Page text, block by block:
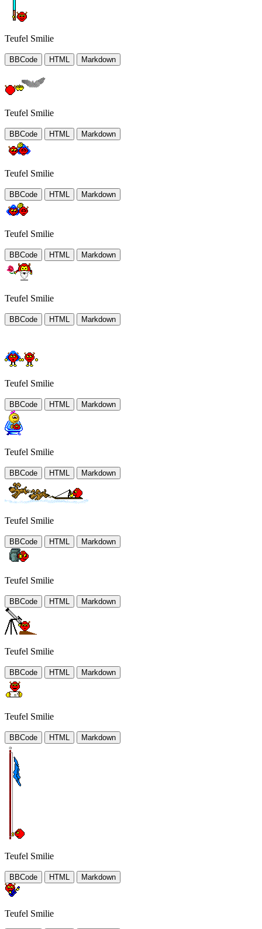
Teufel Smilie
BBCode HTML Markdown
Teufel Smilie
BBCode HTML Markdown
Teufel Smilie
BBCode HTML Markdown
Teufel Smilie
BBCode HTML Markdown
Teufel Smilie
BBCode HTML Markdown
Teufel Smilie
BBCode HTML Markdown
Teufel Smilie
BBCode HTML Markdown
Teufel Smilie
BBCode HTML Markdown
Teufel Smilie
BBCode HTML Markdown
Teufel Smilie
BBCode HTML Markdown
Teufel Smilie
BBCode HTML Markdown
Teufel Smilie
BBCode HTML Markdown
Teufel Smilie